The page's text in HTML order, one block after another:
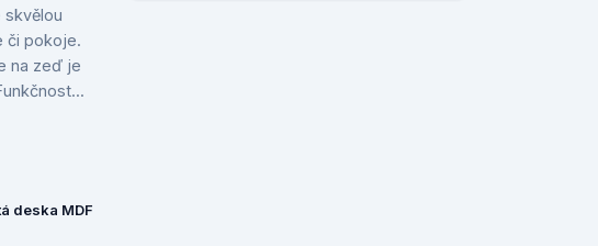
skvělou
či pokoje.
na zeď je
deska MDF